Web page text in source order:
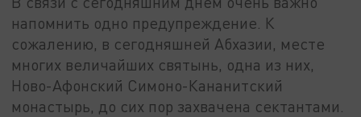
напомнить одно предупреждение. К
сожалению, в сегодняшней Абхазии, месте
многих величайших святынь, одна из них,
Ново-Афонский Симоно-Кананитский
монастырь, до сих пор захвачена сектантами.